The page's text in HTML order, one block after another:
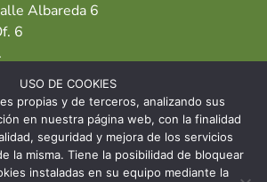
Albareda 6
6
635 638 563
Huesca· Sede Teruel
USO DE COOKIES
propias y de terceros, analizando sus
en nuestra página web, con la finalidad
seguridad y mejora de los servicios
la misma. Tiene la posibilidad de bloquear
instaladas en su equipo mediante la